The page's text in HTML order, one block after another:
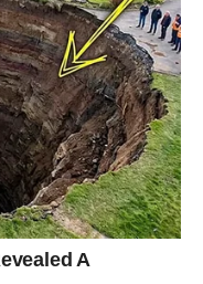
pravo lice. To će